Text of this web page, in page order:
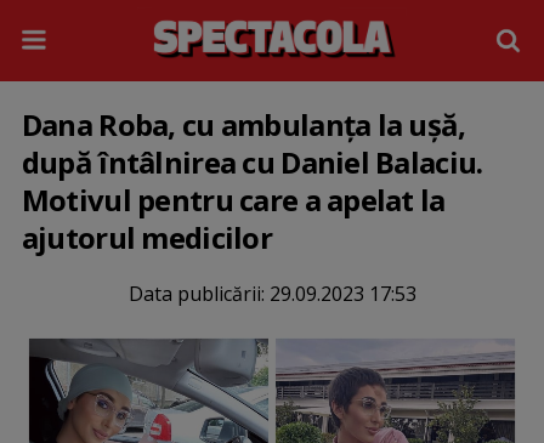
Dana Roba, cu ambulanța la ușă,
după întâlnirea cu Daniel Balaciu.
Motivul pentru care a apelat la
ajutorul medicilor
Data publicării: 29.09.2023 17:53